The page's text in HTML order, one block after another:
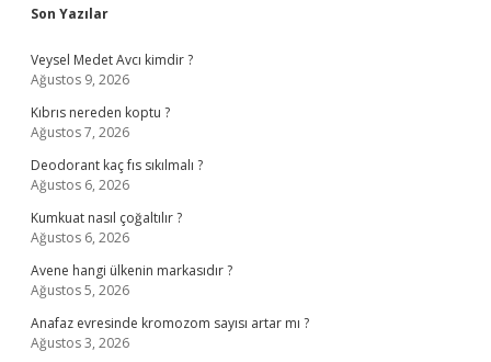
Sidebar
Son Yazılar
Veysel Medet Avcı kimdir ?
Ağustos 9, 2026
Kıbrıs nereden koptu ?
Ağustos 7, 2026
Deodorant kaç fıs sıkılmalı ?
Ağustos 6, 2026
Kumkuat nasıl çoğaltılır ?
Ağustos 6, 2026
Avene hangi ülkenin markasıdır ?
Ağustos 5, 2026
Anafaz evresinde kromozom sayısı artar mı ?
Ağustos 3, 2026